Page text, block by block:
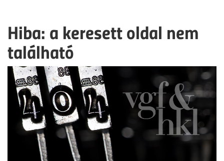
Hiba: a keresett oldal nem
található